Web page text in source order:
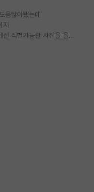
움많이됐는데
정보보안 연구하는 입장에선 식별가능한 사진을 올리는건 비추이긴함